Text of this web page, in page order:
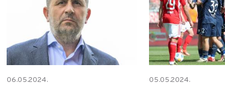
06.05.2024. 05.05.2024.